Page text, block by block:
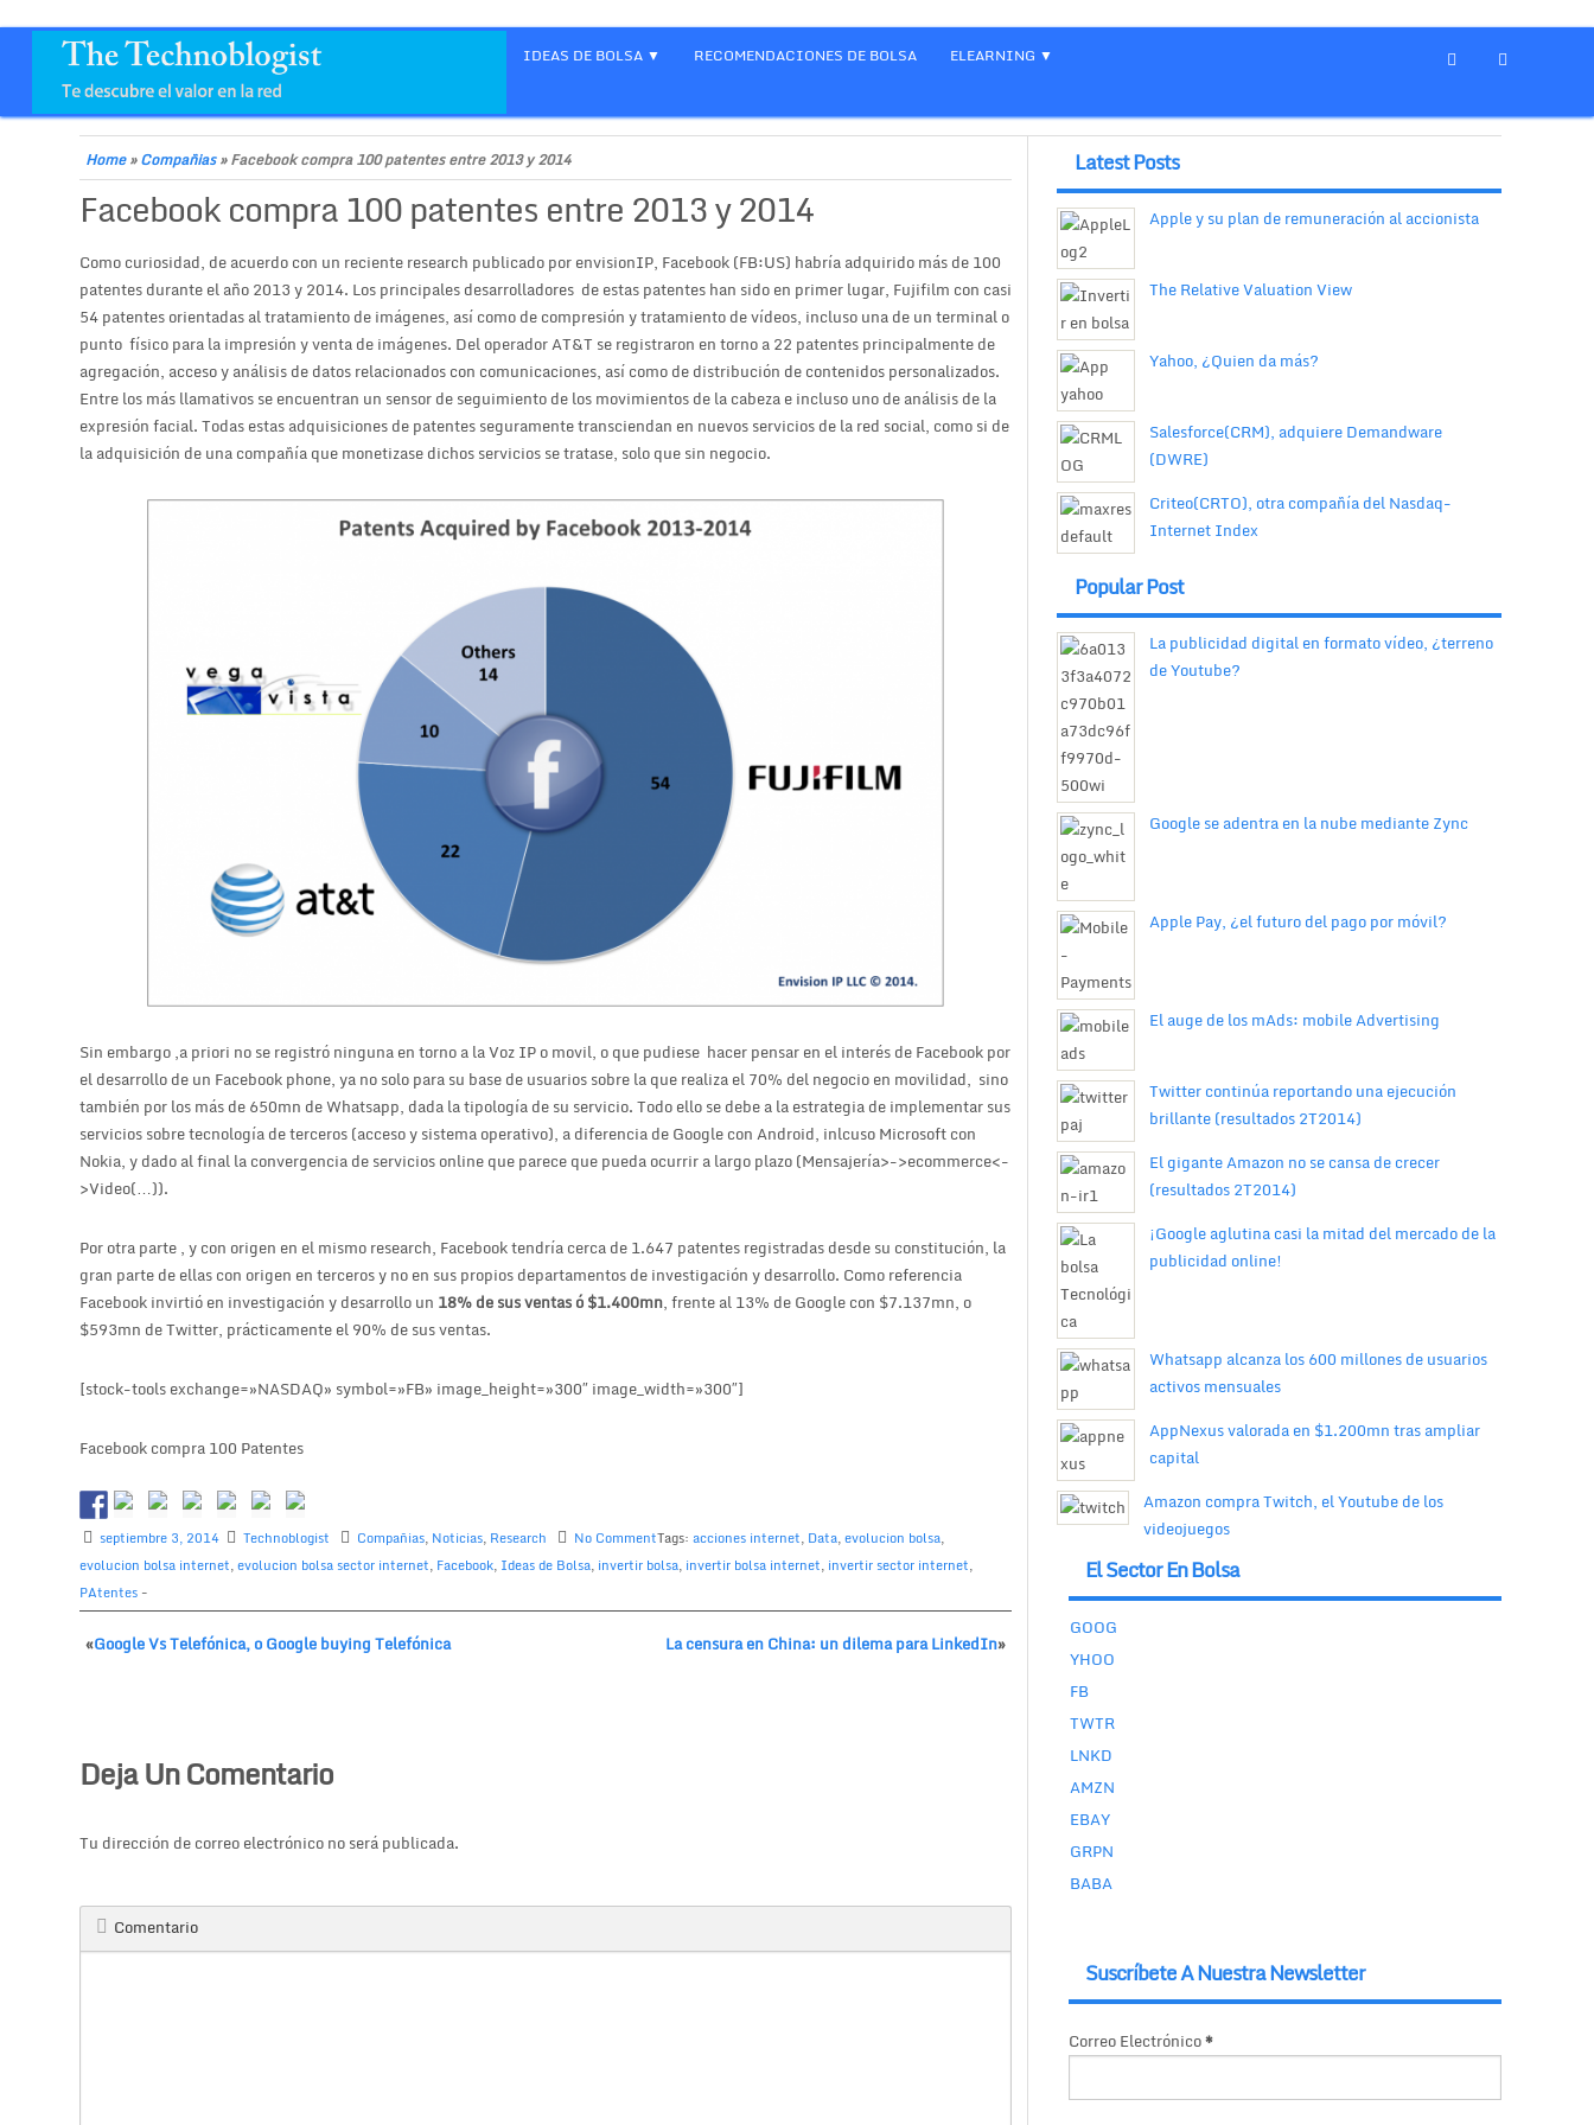
IDEAS DE BOLSA RECOMENDACIONES DE BOLSA ELEARNING
Home»Compañias»Facebook compra 100 patentes entre 2013 y 2014
Facebook compra 100 patentes entre 2013 y 2014
Como curiosidad, de acuerdo con un reciente research publicado por envisionIP, Facebook (FB:US) habría adquirido más de 100
patentes durante el año 2013 y 2014. Los principales desarrolladores de estas patentes han sido en primer lugar, Fujifilm con casi
54 patentes orientadas al tratamiento de imágenes, así como de compresión y tratamiento de vídeos, incluso una de un terminal o
punto físico para la impresión y venta de imágenes. Del operador AT&T se registraron en torno a 22 patentes principalmente de
agregación, acceso y análisis de datos relacionados con comunicaciones, así como de distribución de contenidos personalizados.
Entre los más llamativos se encuentran un sensor de seguimiento de los movimientos de la cabeza e incluso uno de análisis de la
expresión facial. Todas estas adquisiciones de patentes seguramente transciendan en nuevos servicios de la red social, como si de
la adquisición de una compañía que monetizase dichos servicios se tratase, solo que sin negocio.
Sin embargo ,a priori no se registró ninguna en torno a la Voz IP o movil, o que pudiese hacer pensar en el interés de Facebook por
el desarrollo de un Facebook phone, ya no solo para su base de usuarios sobre la que realiza el 70% del negocio en movilidad, sino
también por los más de 650mn de Whatsapp, dada la tipología de su servicio. Todo ello se debe a la estrategia de implementar sus
servicios sobre tecnología de terceros (acceso y sistema operativo), a diferencia de Google con Android, inlcuso Microsoft con
Nokia, y dado al final la convergencia de servicios online que parece que pueda ocurrir a largo plazo (Mensajería>->ecommerce<-
>Video(…)).
Por otra parte , y con origen en el mismo research, Facebook tendría cerca de 1.647 patentes registradas desde su constitución, la
gran parte de ellas con origen en terceros y no en sus propios departamentos de investigación y desarrollo. Como referencia
Facebook invirtió en investigación y desarrollo un 18% de sus ventas ó $1.400mn, frente al 13% de Google con $7.137mn, o
$593mn de Twitter, prácticamente el 90% de sus ventas.
[stock-tools exchange=»NASDAQ» symbol=»FB» image_height=»300″ image_width=»300″]
Facebook compra 100 Patentes
septiembre 3, 2014 Technoblogist Compañias, Noticias, Research No CommentTags:acciones internet, Data,evolucion bolsa,
evolucion bolsa internet,evolucion bolsa sector internet, Facebook, Ideas de Bolsa, invertir bolsa, invertir bolsa internet, invertir sector internet,
PAtentes -
«Google Vs Telefónica, o Google buying Telefónica La censura en China: un dilema para LinkedIn»
Deja Un Comentario
Tu dirección de correo electrónico no será publicada.
Comentario
Latest Posts
Apple y su plan de remuneración al accionista
The Relative Valuation View
Yahoo, ¿Quien da más?
Salesforce(CRM), adquiere Demandware
(DWRE)
Criteo(CRTO), otra compañía del Nasdaq-
Internet Index
Popular Post
La publicidad digital en formato vídeo, ¿terreno
de Youtube?
Google se adentra en la nube mediante Zync
Apple Pay, ¿el futuro del pago por móvil?
El auge de los mAds: mobile Advertising
Twitter continúa reportando una ejecución
brillante (resultados 2T2014)
El gigante Amazon no se cansa de crecer
(resultados 2T2014)
¡Google aglutina casi la mitad del mercado de la
publicidad online!
Whatsapp alcanza los 600 millones de usuarios
activos mensuales
AppNexus valorada en $1.200mn tras ampliar
capital
Amazon compra Twitch, el Youtube de los
videojuegos
El Sector En Bolsa
GOOG
YHOO
FB
TWTR
LNKD
AMZN
EBAY
GRPN
BABA
Suscríbete A Nuestra Newsletter
Correo Electrónico*